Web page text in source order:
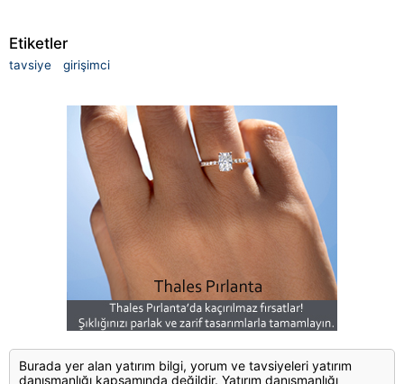
Etiketler
tavsiye girişimci
Burada yer alan yatırım bilgi, yorum ve tavsiyeleri yatırım
danışmanlığı kapsamında değildir. Yatırım danışmanlığı